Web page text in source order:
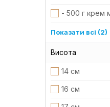
- 500 г крем
130 грам
6 шт крем
Показати всі (2)
Висота
14 см
16 см